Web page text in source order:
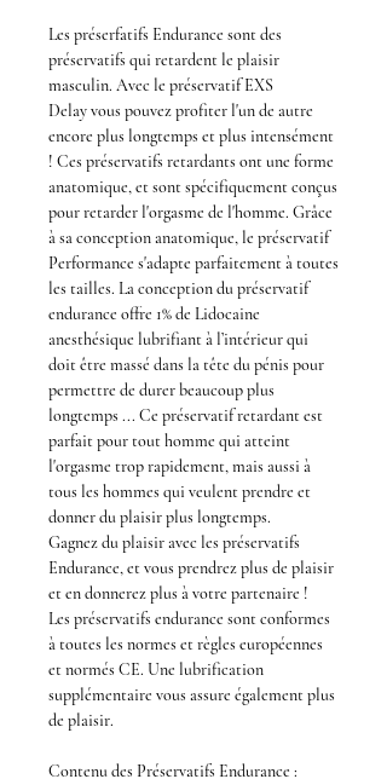
Les préserfatifs Endurance sont des
préservatifs qui retardent le plaisir
masculin. Avec le préservatif EXS
Delayvous pouvez profiter l'un de autre
encore plus longtemps et plus intensément
! Ces préservatifs retardants ont une forme
anatomique, et sont spécifiquement conçus
pourretarder l'orgasme de l'homme. Grâce
à sa conception anatomique, le préservatif
Performance s'adapte parfaitement à toutes
les tailles. La conception dupréservatif
endurance offre 1% de Lidocaine
anesthésique lubrifiant à l’intérieur qui
doit être massé dans la tête du pénis pour
permettre de durer beaucoup plus
longtemps ... Ce préservatif retardant est
parfait pour tout homme qui atteint
l'orgasme trop rapidement, mais aussi à
tous les hommes qui veulent prendre et
donner du plaisir plus longtemps.
Gagnez du plaisir avec les préservatifs
Endurance,et vous prendrez plus de plaisir
et en donnerez plus à votre partenaire !
Les préservatifs endurance sont conformes
à toutes les normes et règles européennes
et normés CE. Une lubrification
supplémentaire vous assure également plus
de plaisir.
Contenu des Préservatifs Endurance :